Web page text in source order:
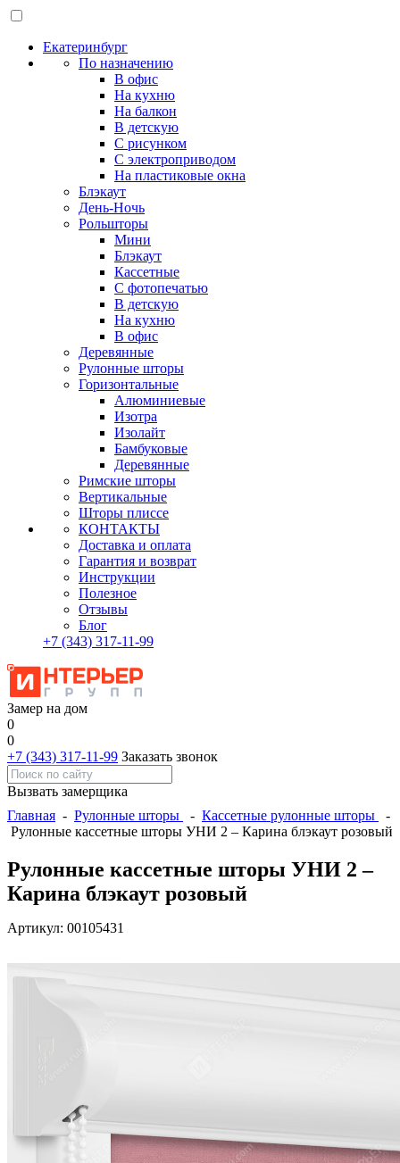
Екатеринбург
По назначению
В офис
На кухню
На балкон
В детскую
С рисунком
С электроприводом
На пластиковые окна
Блэкаут
День-Ночь
Рольшторы
Мини
Блэкаут
Кассетные
С фотопечатью
В детскую
На кухню
В офис
Деревянные
Рулонные шторы
Горизонтальные
Алюминиевые
Изотра
Изолайт
Бамбуковые
Деревянные
Римские шторы
Вертикальные
Шторы плиссе
КОНТАКТЫ
Доставка и оплата
Гарантия и возврат
Инструкции
Полезное
Отзывы
Блог
+7 (343) 317-11-99
Замер на дом
0
0
+7 (343) 317-11-99 Заказать звонок
Вызвать замерщика
Главная - Рулонные шторы - Кассетные рулонные шторы
-
Рулонные кассетные шторы УНИ 2 – Карина блэкаут розовый
Рулонные кассетные шторы УНИ 2 –
Карина блэкаут розовый
Артикул: 00105431